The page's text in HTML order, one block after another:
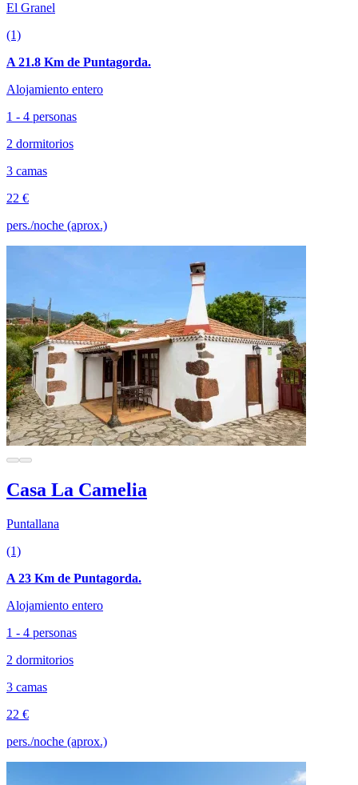
El Granel
(1)
A 21.8 Km de Puntagorda.
Alojamiento entero
1 - 4 personas
2 dormitorios
3 camas
22 €
pers./noche (aprox.)
Casa La Camelia
Puntallana
(1)
A 23 Km de Puntagorda.
Alojamiento entero
1 - 4 personas
2 dormitorios
3 camas
22 €
pers./noche (aprox.)